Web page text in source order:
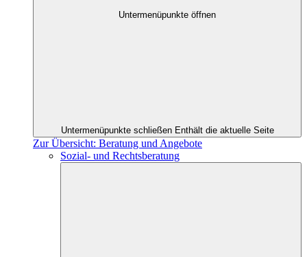
Untermenüpunkte öffnen
Untermenüpunkte schließen Enthält die aktuelle Seite
Zur Übersicht: Beratung und Angebote
Sozial- und Rechtsberatung